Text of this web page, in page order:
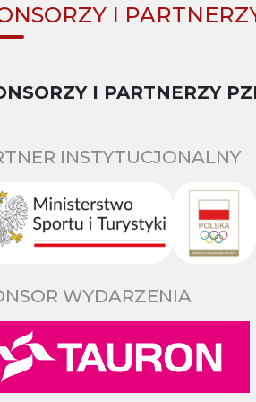
I
I PARTNERZY
INSTYTUCJONALNY
WYDARZENIA